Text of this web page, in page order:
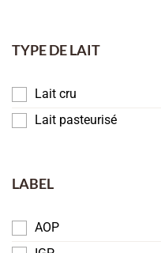
TYPE DE LAIT
Lait cru
Lait pasteurisé
LABEL
AOP